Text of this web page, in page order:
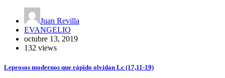
Juan Revilla
EVANGELIO
octubre 13, 2019
132 views
Leprosos modernos que rápido olvidan Lc (17,11-19)